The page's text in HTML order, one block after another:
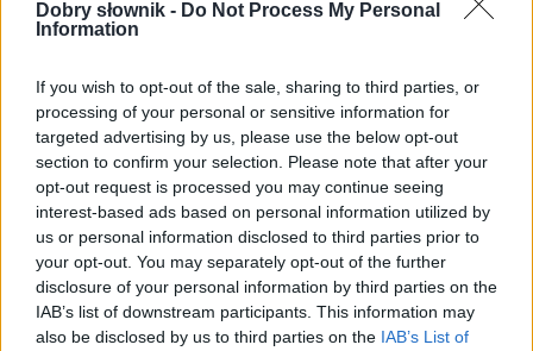
Dobry słownik - Do Not Process My Personal
Information
If you wish to opt-out of the sale, sharing to third parties, or
processing of your personal or sensitive information for
targeted advertising by us, please use the below opt-out
section to confirm your selection. Please note that after your
opt-out request is processed you may continue seeing
interest-based ads based on personal information utilized by
us or personal information disclosed to third parties prior to
your opt-out. You may separately opt-out of the further
disclosure of your personal information by third parties on the
IAB’s list of downstream participants. This information may
also be disclosed by us to third parties on the IAB’s List of
Gierska; Gierską; Gierskich; Gierskie; Gierskiej;
ZGŁOŚ POPRAWKĘ